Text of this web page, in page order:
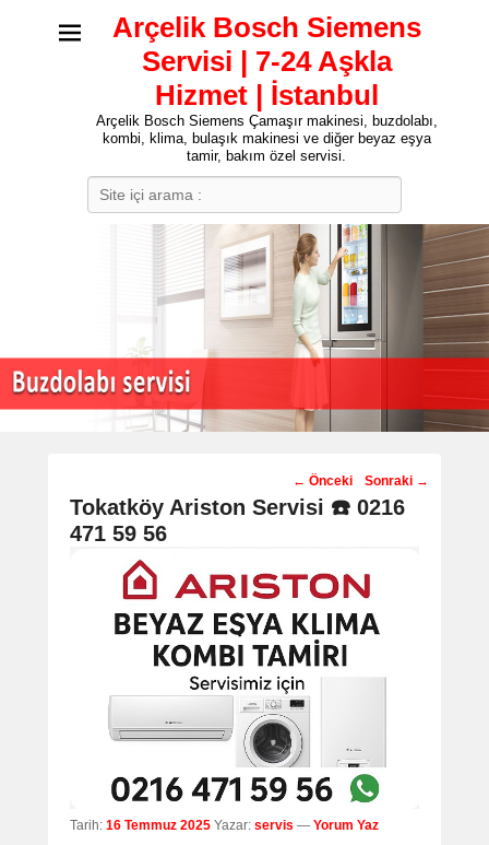
Arçelik Bosch Siemens
Servisi | 7-24 Aşkla
Hizmet | İstanbul
Arçelik Bosch Siemens Çamaşır makinesi, buzdolabı,
kombi, klima, bulaşık makinesi ve diğer beyaz eşya
tamir, bakım özel servisi.
Post
navigation
← Önceki Sonraki →
Tokatköy Ariston Servisi ☎️ 0216
471 59 56
Tarih: 16 Temmuz 2025 Yazar: servis — Yorum Yaz